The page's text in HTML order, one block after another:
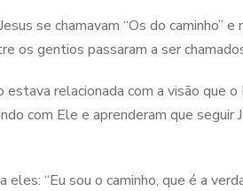
se chamavam “Os do caminho”
os gentios passaram a ser
estava relacionada com a visão que
com Ele e aprenderam que
eles: “Eu sou o caminho, que é a